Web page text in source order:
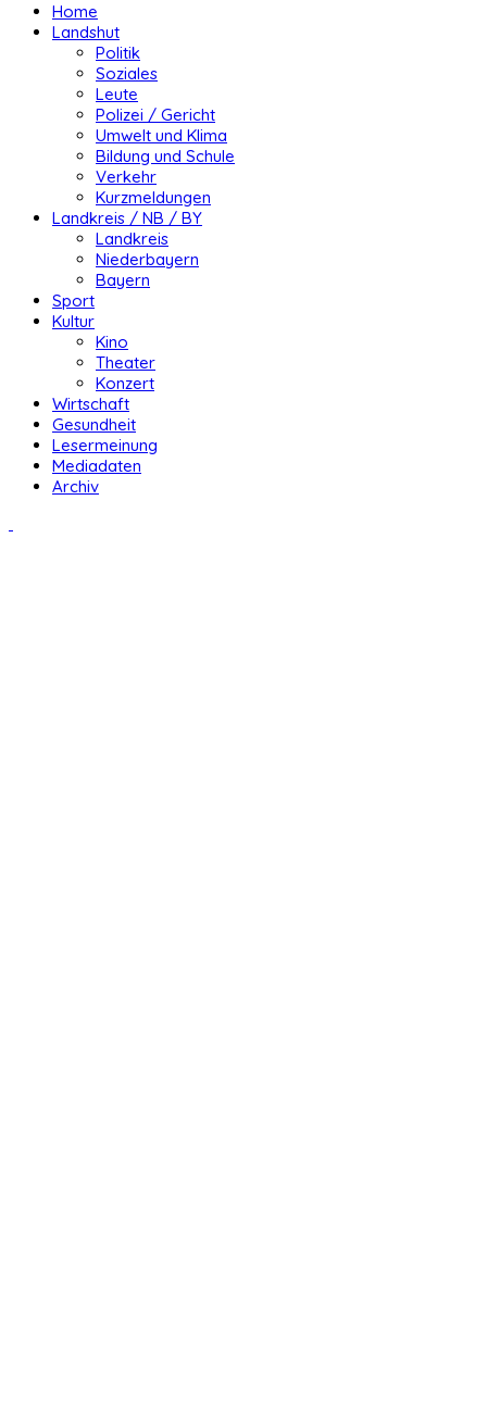
Home
Landshut
Politik
Soziales
Leute
Polizei / Gericht
Umwelt und Klima
Bildung und Schule
Verkehr
Kurzmeldungen
Landkreis / NB / BY
Landkreis
Niederbayern
Bayern
Sport
Kultur
Kino
Theater
Konzert
Wirtschaft
Gesundheit
Lesermeinung
Mediadaten
Archiv